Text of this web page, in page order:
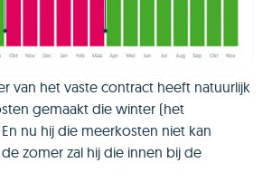
van het vaste contract heeft natuurlijk
gemaakt die winter (het
nu hij die meerkosten niet kan
zomer zal hij die innen bij de